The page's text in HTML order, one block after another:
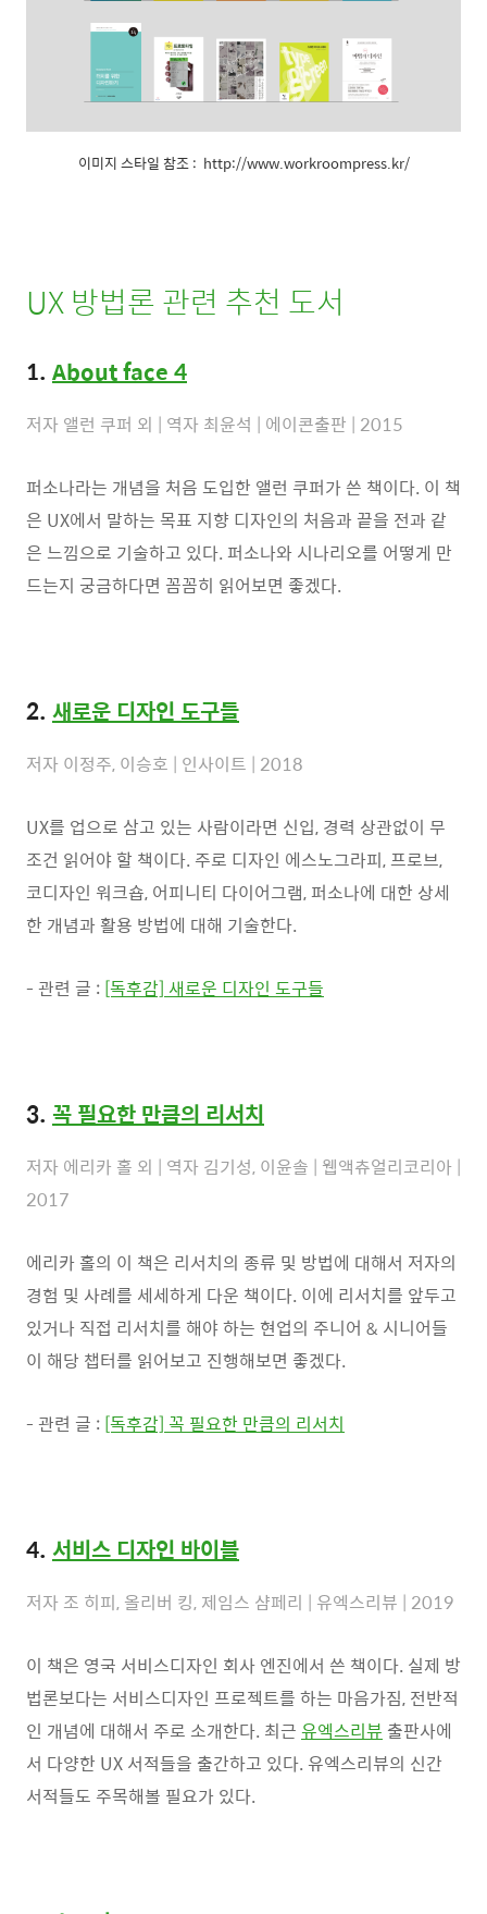
이미지 스타일 참조 : http://www.workroompress.kr/
UX 방법론 관련 추천 도서
1. About face 4
저자 앨런 쿠퍼 외 | 역자 최윤석 | 에이콘출판 | 2015
퍼소나라는 개념을 처음 도입한 앨런 쿠퍼가 쓴 책이다. 이 책
은 UX에서 말하는 목표 지향 디자인의 처음과 끝을 전과 같
은 느낌으로 기술하고 있다. 퍼소나와 시나리오를 어떻게 만
드는지 궁금하다면 꼼꼼히 읽어보면 좋겠다.
2. 새로운 디자인 도구들
저자 이정주, 이승호 | 인사이트 | 2018
UX를 업으로 삼고 있는 사람이라면 신입, 경력 상관없이 무
조건 읽어야 할 책이다. 주로 디자인 에스노그라피, 프로브,
코디자인 워크숍, 어피니티 다이어그램, 퍼소나에 대한 상세
한 개념과 활용 방법에 대해 기술한다.
- 관련 글 : [독후감] 새로운 디자인 도구들
3. 꼭 필요한 만큼의 리서치
저자 에리카 홀 외 | 역자 김기성, 이윤솔 | 웹액츄얼리코리아 |
2017
에리카 홀의 이 책은 리서치의 종류 및 방법에 대해서 저자의
경험 및 사례를 세세하게 다운 책이다. 이에 리서치를 앞두고
있거나 직접 리서치를 해야 하는 현업의 주니어 & 시니어들
이 해당 챕터를 읽어보고 진행해보면 좋겠다.
- 관련 글 : [독후감] 꼭 필요한 만큼의 리서치
4. 서비스 디자인 바이블
저자 조 히피, 올리버 킹, 제임스 샴페리 | 유엑스리뷰 | 2019
이 책은 영국 서비스디자인 회사 엔진에서 쓴 책이다. 실제 방
법론보다는 서비스디자인 프로젝트를 하는 마음가짐, 전반적
인 개념에 대해서 주로 소개한다. 최근 유엑스리뷰 출판사에
서 다양한 UX 서적들을 출간하고 있다. 유엑스리뷰의 신간
서적들도 주목해볼 필요가 있다.